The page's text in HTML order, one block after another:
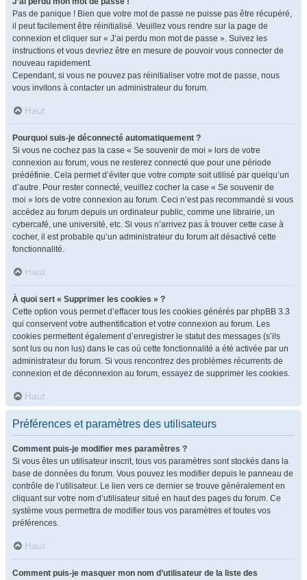
Pas de panique ! Bien que votre mot de passe ne puisse pas être récupéré,
il peut facilement être réinitialisé. Veuillez vous rendre sur la page de
connexion et cliquer sur « J’ai perdu mon mot de passe ». Suivez les
instructions et vous devriez être en mesure de pouvoir vous connecter de
nouveau rapidement.
Cependant, si vous ne pouvez pas réinitialiser votre mot de passe, nous
vous invitons à contacter un administrateur du forum.
Haut
Pourquoi suis-je déconnecté automatiquement ?
Si vous ne cochez pas la case « Se souvenir de moi » lors de votre
connexion au forum, vous ne resterez connecté que pour une période
prédéfinie. Cela permet d’éviter que votre compte soit utilisé par quelqu’un
d’autre. Pour rester connecté, veuillez cocher la case « Se souvenir de
moi » lors de votre connexion au forum. Ceci n’est pas recommandé si vous
accédez au forum depuis un ordinateur public, comme une librairie, un
cybercafé, une université, etc. Si vous n’arrivez pas à trouver cette case à
cocher, il est probable qu’un administrateur du forum ait désactivé cette
fonctionnalité.
Haut
À quoi sert « Supprimer les cookies » ?
Cette option vous permet d’effacer tous les cookies générés par phpBB 3.3
qui conservent votre authentification et votre connexion au forum. Les
cookies permettent également d’enregistrer le statut des messages (s’ils
sont lus ou non lus) dans le cas où cette fonctionnalité a été activée par un
administrateur du forum. Si vous rencontrez des problèmes récurrents de
connexion et de déconnexion au forum, essayez de supprimer les cookies.
Haut
Préférences et paramètres des utilisateurs
Comment puis-je modifier mes paramètres ?
Si vous êtes un utilisateur inscrit, tous vos paramètres sont stockés dans la
base de données du forum. Vous pouvez les modifier depuis le panneau de
contrôle de l’utilisateur. Le lien vers ce dernier se trouve généralement en
cliquant sur votre nom d’utilisateur situé en haut des pages du forum. Ce
système vous permettra de modifier tous vos paramètres et toutes vos
préférences.
Haut
Comment puis-je masquer mon nom d’utilisateur de la liste des